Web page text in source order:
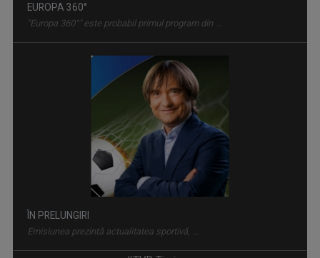
EUROPA 360°
"Europa 360°" este probabil primul program din ...
ÎN PRELUNGIRI
Emisiunea prezintă actualitatea sportivă, ...